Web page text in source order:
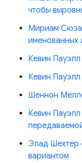
чтобы
Мириам
именованных
Кевин
Кевин
Шеннон
Кевин
Элад Шехтер
вариантом